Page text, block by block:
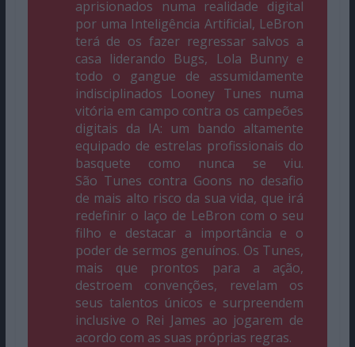
aprisionados numa realidade digital
por uma Inteligência Artificial, LeBron
terá de os fazer regressar salvos a
casa liderando Bugs, Lola Bunny e
todo o gangue de assumidamente
indisciplinados Looney Tunes numa
vitória em campo contra os campeões
digitais da IA: um bando altamente
equipado de estrelas profissionais do
basquete como nunca se viu.
São Tunes contra Goons no desafio
de mais alto risco da sua vida, que irá
redefinir o laço de LeBron com o seu
filho e destacar a importância e o
poder de sermos genuínos. Os Tunes,
mais que prontos para a ação,
destroem convenções, revelam os
seus talentos únicos e surpreendem
inclusive o Rei James ao jogarem de
acordo com as suas próprias regras.